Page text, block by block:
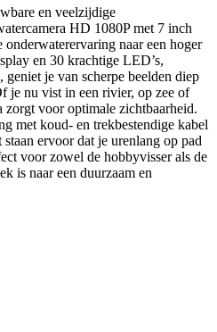
en veelzijdige
HD 1080P met 7 inch
naar een hoger
en 30 krachtige LED’s,
je van scherpe beelden diep
je nu vist in een rivier, op zee of
zorgt voor optimale zichtbaarheid.
met koud- en trekbestendige kabel
ervoor dat je urenlang op pad
voor zowel de hobbyvisser als de
is naar een duurzaam en